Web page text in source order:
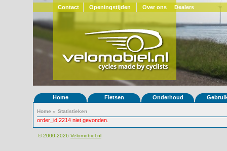
Contact Openingstijden Over ons Dealers
Home Fietsen Onderhoud
Home » Statistieken
order_id 2214 niet gevonden.
© 2000-2026 Velomobiel.nl